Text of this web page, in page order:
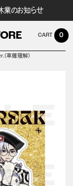
業のお知らせ
0
草薙理解)